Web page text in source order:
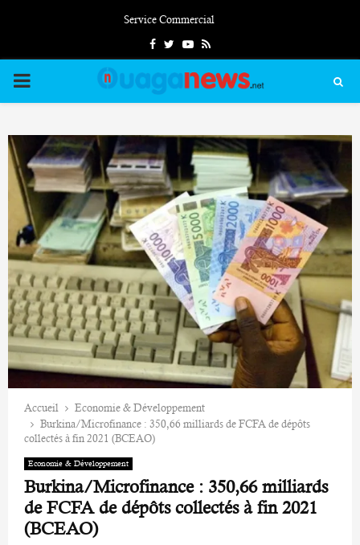
Service Commercial
FacebookTwitterYoutube
Rss
PRIMARY
Accueil
Economie & Développement
Burkina/Microfinance : 350,66 milliards de FCFA de dépôts
collectés à fin 2021 (BCEAO)
Economie & Développement
Burkina/Microfinance : 350,66 milliards
de FCFA de dépôts collectés à fin 2021
(BCEAO)